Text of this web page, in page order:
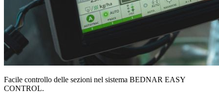
Facile controllo delle sezioni nel sistema BEDNAR EASY
CONTROL.